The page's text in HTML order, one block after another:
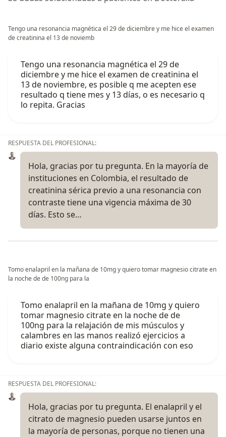
Tengo una resonancia magnética el 29 de diciembre y me hice el examen
de creatinina el 13 de noviemb
Tengo una resonancia magnética el 29 de
diciembre y me hice el examen de creatinina el
13 de noviembre, es posible q me acepten ese
resultado q tiene mes y 13 días, o es necesario q
lo repita. Gracias
RESPUESTA DEL PROFESIONAL:
Hola, gracias por tu pregunta. En la mayoría de
instituciones en Colombia, el resultado de
creatinina sérica previo a una resonancia con
contraste tiene una vigencia máxima de 30
días. Esto se…
Tomo enalapril en la mañana de 10mg y quiero tomar magnesio citrate en
la noche de de 100ng para la
Tomo enalapril en la mañana de 10mg y quiero
tomar magnesio citrate en la noche de de
100ng para la relajación de mis músculos y
calambres en las manos realizó ejercicios a
diario existe alguna contraindicación con eso
RESPUESTA DEL PROFESIONAL:
Hola, gracias por tu pregunta. El enalapril y el
citrato de magnesio pueden usarse juntos en
la mayoría de personas, porque no tienen una